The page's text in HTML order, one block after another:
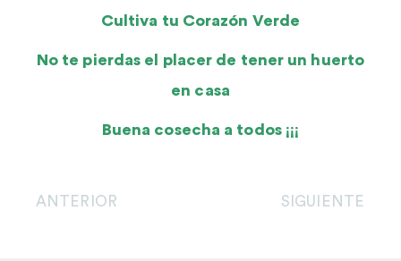
Cultiva tu Corazón Verde
No te pierdas el placer de tener un huerto
en casa
Buena cosecha a todos ¡¡¡
ANTERIOR SIGUIENTE